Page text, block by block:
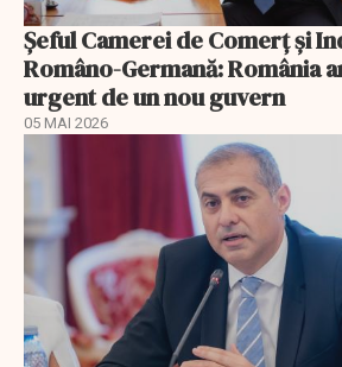
Șeful Camerei de Comerț și
Româno-Germană: România
urgent de un nou guvern
05 MAI 2026